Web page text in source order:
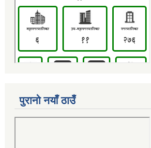
पुरानो नयाँ ठाउँ